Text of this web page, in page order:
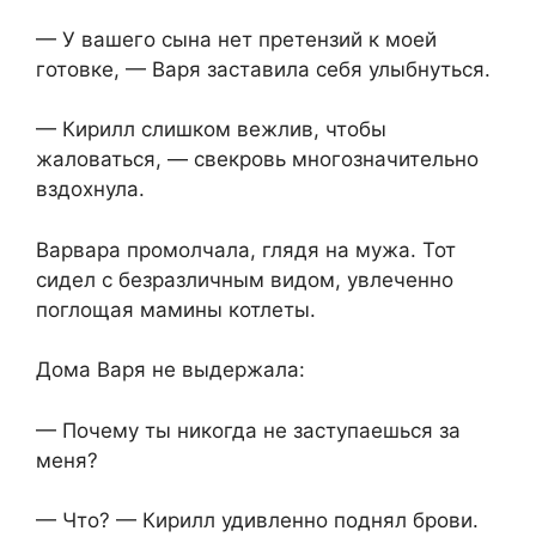
— У вашего сына нет претензий к моей
готовке, — Варя заставила себя улыбнуться.
— Кирилл слишком вежлив, чтобы
жаловаться, — свекровь многозначительно
вздохнула.
Варвара промолчала, глядя на мужа. Тот
сидел с безразличным видом, увлеченно
поглощая мамины котлеты.
Дома Варя не выдержала:
— Почему ты никогда не заступаешься за
меня?
— Что? — Кирилл удивленно поднял брови.